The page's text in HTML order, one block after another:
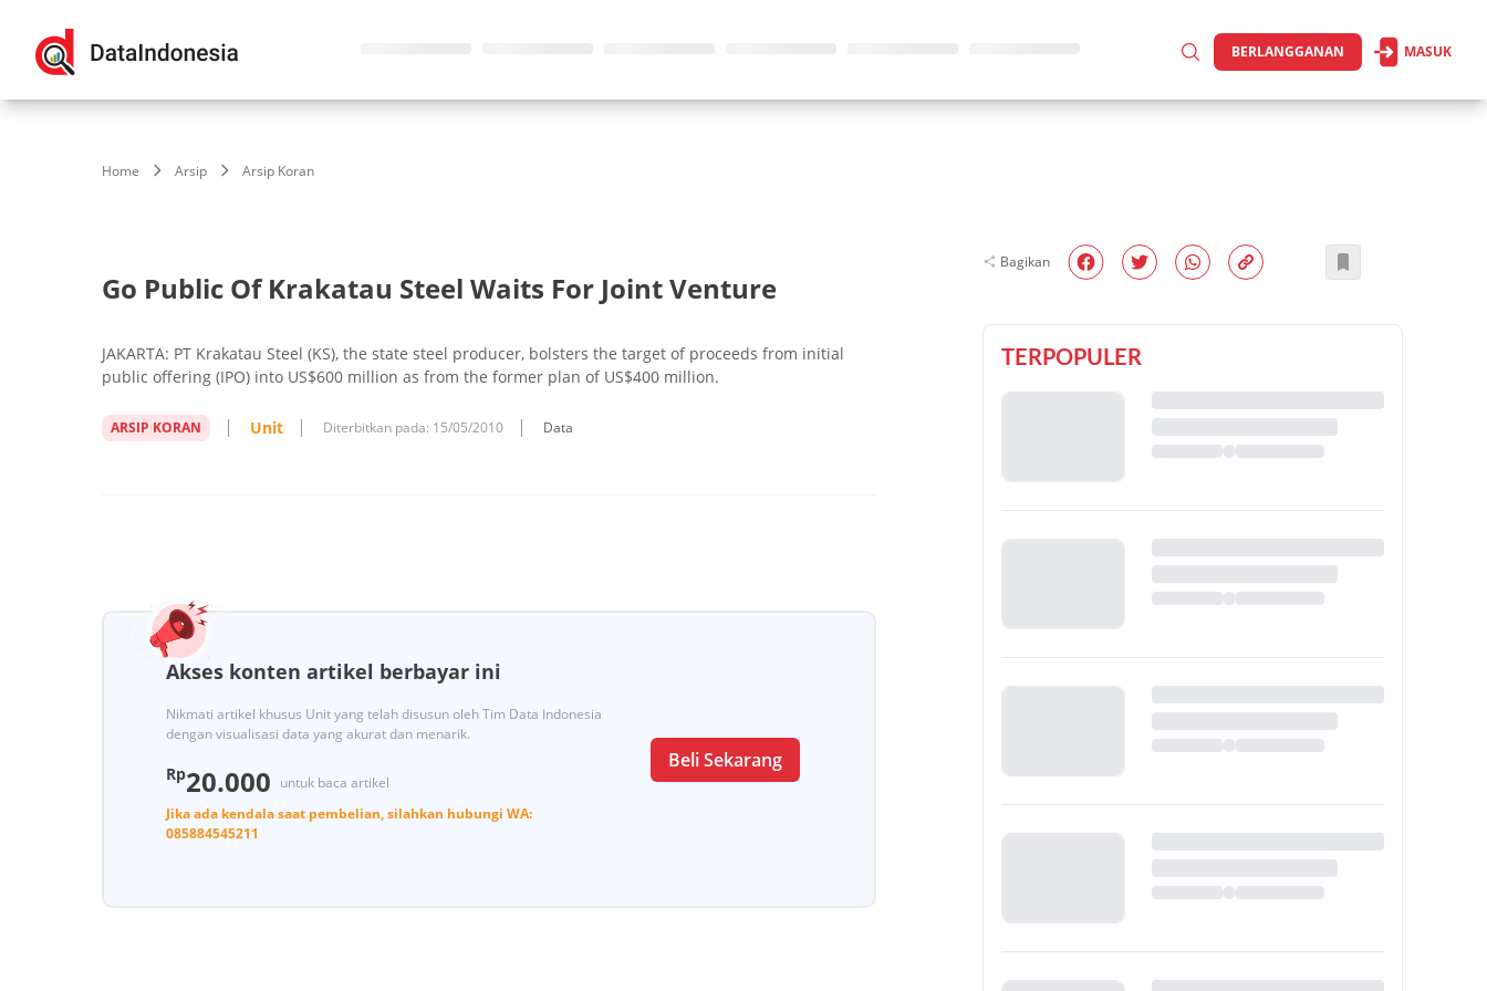
BERLANGGANAN MASUK
Home Arsip Arsip Koran
Go Public Of Krakatau Steel Waits For Joint Venture
JAKARTA: PT Krakatau Steel (KS), the state steel producer, bolsters the target of proceeds from initial
public offering (IPO) into US$600 million as from the former plan of US$400 million.
ARSIP KORAN Unit Diterbitkan pada: 15/05/2010 Data
Akses konten artikel berbayar ini
Nikmati artikel khusus Unit yang telah disusun oleh Tim Data Indonesia
dengan visualisasi data yang akurat dan menarik.
Rp20.000 untuk baca artikel
Jika ada kendala saat pembelian, silahkan hubungi WA:
085884545211
Beli Sekarang
Bagikan
TERPOPULER